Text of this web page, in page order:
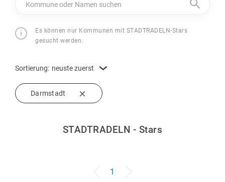
Kommune oder Namen suchen
Es können nur Kommunen mit STADTRADELN-Stars
gesucht werden.
Darmstadt
Sortierung: neuste zuerst
STADTRADELN - Stars
1